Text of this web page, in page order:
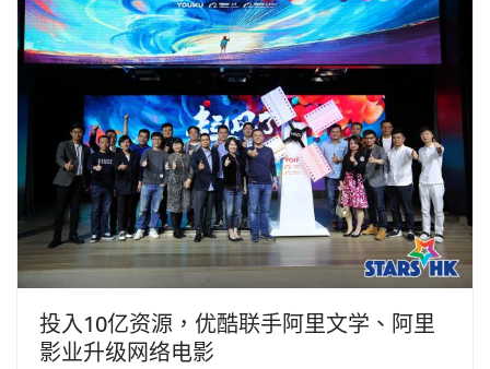
投入10亿资源，优酷联手阿里文学、阿里
影业升级网络电影